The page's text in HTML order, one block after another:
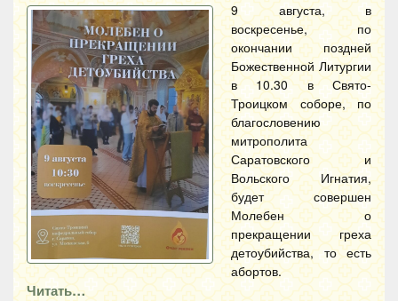
9 августа, в
воскресенье, по
окончании поздней
Божественной Литургии
в 10.30 в Свято-
Троицком соборе, по
благословению
митрополита
Саратовского и
Вольского Игнатия,
будет совершен
Молебен о
прекращении греха
детоубийства, то есть
абортов.
Читать…